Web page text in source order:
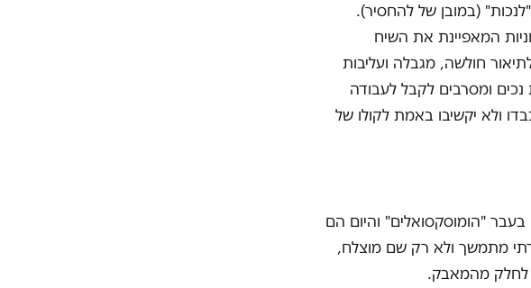
(במובן של להחסיר).
המאפיינת את השיח
חולשה, מגבלה ועליבות
ומסרבים לקבל לעבודה
ולא יקשיבו באמת לקולו של
"הומוסקסואלים" והיום הם
מתמשך ולא רק שם מוצלח,
לחלק מהמאבק.